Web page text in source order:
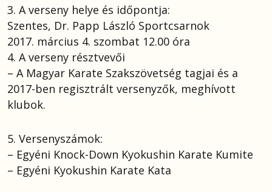
3. A verseny helye és időpontja:
Szentes, Dr. Papp László Sportcsarnok
2017. március 4. szombat 12.00 óra
4. A verseny résztvevői
– A Magyar Karate Szakszövetség tagjai és a
2017-ben regisztrált versenyzők, meghívott
klubok.
5. Versenyszámok:
– Egyéni Knock-Down Kyokushin Karate Kumite
– Egyéni Kyokushin Karate Kata